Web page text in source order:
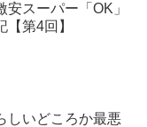
スーパー「OK」
第4回】
しいどころか最悪